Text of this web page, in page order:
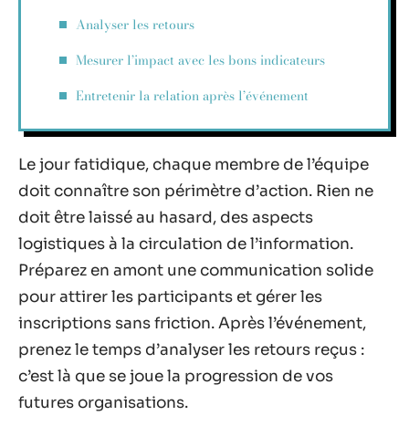
Analyser les retours
Mesurer l’impact avec les bons indicateurs
Entretenir la relation après l’événement
Le jour fatidique, chaque membre de l’équipe
doit connaître son périmètre d’action. Rien ne
doit être laissé au hasard, des aspects
logistiques à la circulation de l’information.
Préparez en amont une communication solide
pour attirer les participants et gérer les
inscriptions sans friction. Après l’événement,
prenez le temps d’analyser les retours reçus :
c’est là que se joue la progression de vos
futures organisations.